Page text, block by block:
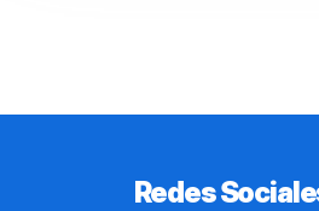
Redes